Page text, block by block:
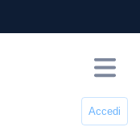
Accedi